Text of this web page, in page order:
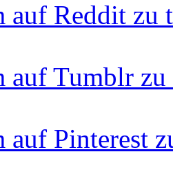
Reddit zu
Tumblr zu
Pinterest